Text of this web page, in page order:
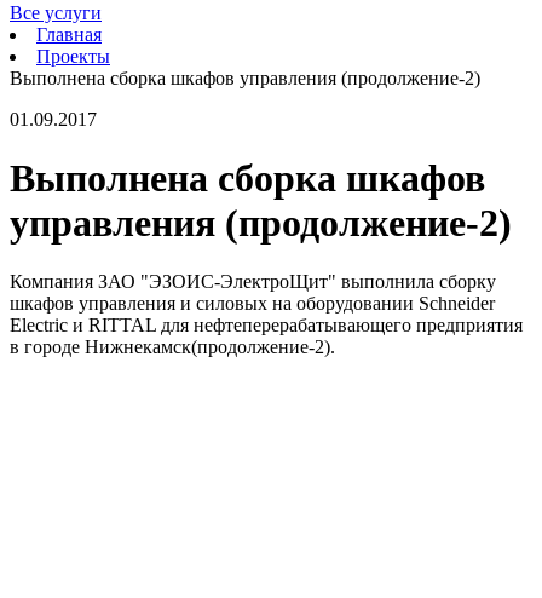
Все услуги
Главная
Проекты
Выполнена сборка шкафов управления (продолжение-2)
01.09.2017
Выполнена сборка шкафов
управления (продолжение-2)
Компания ЗАО "ЭЗОИС-ЭлектроЩит" выполнила сборку
шкафов управления и силовых на оборудовании Schneider
Electric и RITTAL для нефтеперерабатывающего предприятия
в городе Нижнекамск(продолжение-2).